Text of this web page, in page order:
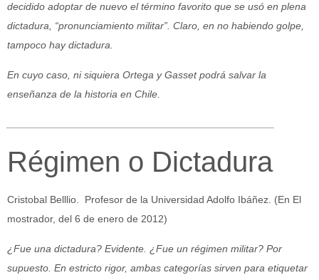
decidido adoptar de nuevo el término favorito que se usó en plena
dictadura, “pronunciamiento militar”. Claro, en no habiendo golpe,
tampoco hay dictadura.
En cuyo caso, ni siquiera Ortega y Gasset podrá salvar la
enseñanza de la historia en Chile.
Régimen o Dictadura
Cristobal Belllio. Profesor de la Universidad Adolfo Ibáñez. (En El
mostrador, del 6 de enero de 2012)
¿Fue una dictadura? Evidente. ¿Fue un régimen militar? Por
supuesto. En estricto rigor, ambas categorías sirven para etiquetar